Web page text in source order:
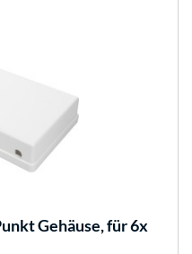
Gehäuse, für 6x